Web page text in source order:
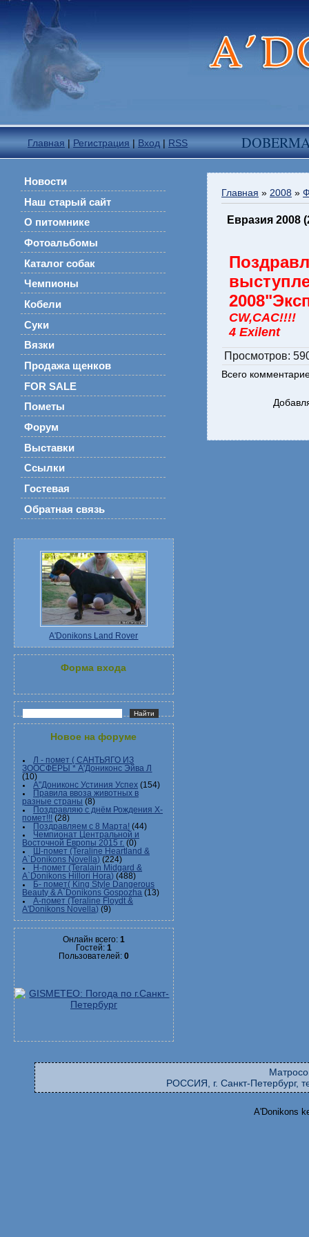
Главная | Регистрация | Вход | RSS
Новости
Наш старый сайт
О питомнике
Фотоальбомы
Каталог собак
Чемпионы
Кобели
Суки
Вязки
Продажа щенков
FOR SALE
Пометы
Форум
Выставки
Ссылки
Гостевая
Обратная связь
A'Donikons Land Rover
Форма входа
Новое на форуме
Л - помет ( САНТЬЯГО ИЗ
ЗООСФЕРЫ * А'Дониконс Эйва Л
(10)
А"Дониконс Устиния Успех (154)
Правила ввоза животных в
разные страны (8)
Поздравляю с днём Рождения Х-
помет!!! (28)
Поздравляем с 8 Марта! (44)
Чемпионат Центральной и
Восточной Европы 2015 г. (0)
Ш-помет (Teraline Heartland &
A`Donikons Novella) (224)
Н-помет (Teralain Midgard &
A`Donikons Hillori Hora) (488)
Б- помет( King Style Dangerous
Beauty & A`Donikons Gospozha (13)
А-помет (Teraline Floydt &
A'Donikons Novella) (9)
Онлайн всего: 1
Гостей: 1
Пользователей: 0
Главная » 2008 »
Евразия 2008
4 Exilent
Просмотров:
Всего
РОССИЯ, г. Санкт-Петербург,
A'Donikons